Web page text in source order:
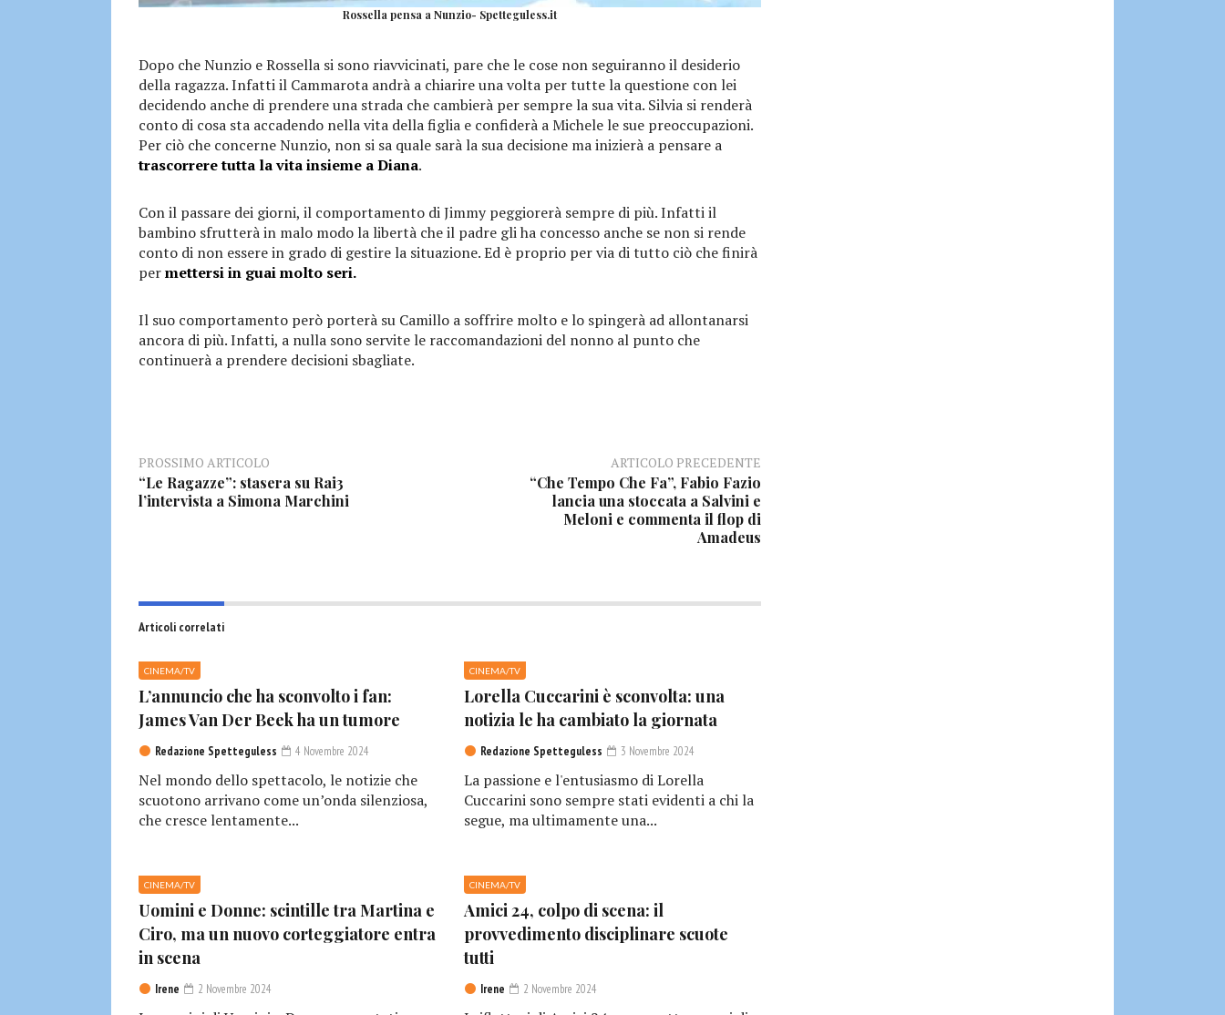
Rossella pensa a Nunzio- Spetteguless.it
Dopo che Nunzio e Rossella si sono riavvicinati, pare che le cose non seguiranno il desiderio
della ragazza. Infatti il Cammarota andrà a chiarire una volta per tutte la questione con lei
decidendo anche di prendere una strada che cambierà per sempre la sua vita. Silvia si renderà
conto di cosa sta accadendo nella vita della figlia e confiderà a Michele le sue preoccupazioni.
Per ciò che concerne Nunzio, non si sa quale sarà la sua decisione ma inizierà a pensare a
trascorrere tutta la vita insieme a Diana.
Con il passare dei giorni, il comportamento di Jimmy peggiorerà sempre di più. Infatti il
bambino sfrutterà in malo modo la libertà che il padre gli ha concesso anche se non si rende
conto di non essere in grado di gestire la situazione. Ed è proprio per via di tutto ciò che finirà
permettersi in guai molto seri.
Il suo comportamento però porterà su Camillo a soffrire molto e lo spingerà ad allontanarsi
ancora di più. Infatti, a nulla sono servite le raccomandazioni del nonno al punto che
continuerà a prendere decisioni sbagliate.
PROSSIMO ARTICOLO
“Le Ragazze”: stasera su Rai3
l’intervista a Simona Marchini
ARTICOLO PRECEDENTE
“Che Tempo Che Fa”, Fabio Fazio
lancia una stoccata a Salvini e
Meloni e commenta il flop di
Amadeus
Articoli correlati
CINEMA/TV
L’annuncio che ha sconvolto i fan:
James Van Der Beek ha un tumore
Redazione Spetteguless 4 Novembre 2024
Nel mondo dello spettacolo, le notizie che
scuotono arrivano come un’onda silenziosa,
che cresce lentamente...
CINEMA/TV
Lorella Cuccarini è sconvolta: una
notizia le ha cambiato la giornata
Redazione Spetteguless 3 Novembre 2024
La passione e l'entusiasmo di Lorella
Cuccarini sono sempre stati evidenti a chi la
segue, ma ultimamente una...
CINEMA/TV
Uomini e Donne: scintille tra Martina e
Ciro, ma un nuovo corteggiatore entra
in scena
Irene 2 Novembre 2024
CINEMA/TV
Amici 24, colpo di scena: il
provvedimento disciplinare scuote
tutti
Irene 2 Novembre 2024